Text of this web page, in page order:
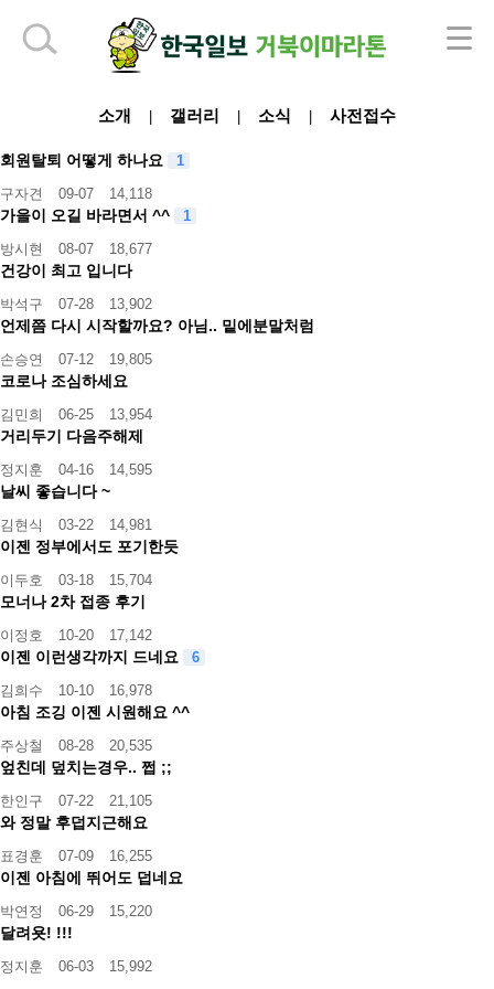
소개 갤러리 소식 사전접수
회원탈퇴 어떻게 하나요
1
구자견
09-07 14,118
가을이 오길 바라면서 ^^
1
방시현
08-07 18,677
건강이 최고 입니다
박석구 07-28 13,902
언제쯤 다시 시작할까요? 아님.. 밑에분말처럼
손승연 07-12 19,805
코로나 조심하세요
김민희 06-25 13,954
거리두기 다음주해제
정지훈 04-16 14,595
날씨 좋습니다 ~
김현식 03-22 14,981
이젠 정부에서도 포기한듯
이두호 03-18 15,704
모너나 2차 접종 후기
이정호 10-20 17,142
이젠 이런생각까지 드네요
6
김희수
10-10 16,978
아침 조깅 이젠 시원해요 ^^
주상철 08-28 20,535
엎친데 덮치는경우.. 쩝 ;;
한인구 07-22 21,105
와 정말 후덥지근해요
표경훈 07-09 16,255
이젠 아침에 뛰어도 덥네요
박연정 06-29 15,220
달려욧! !!!
정지훈 06-03 15,992
하단 영역